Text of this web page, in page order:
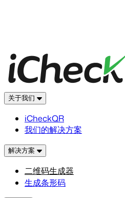
关于我们
iCheckQR
我们的解决方案
解决方案
二维码生成器
生成条形码